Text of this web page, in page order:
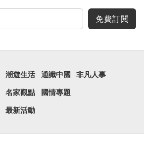
免費訂閱
潮遊生活 通識中國 非凡人事
名家觀點 國情專題
最新活動